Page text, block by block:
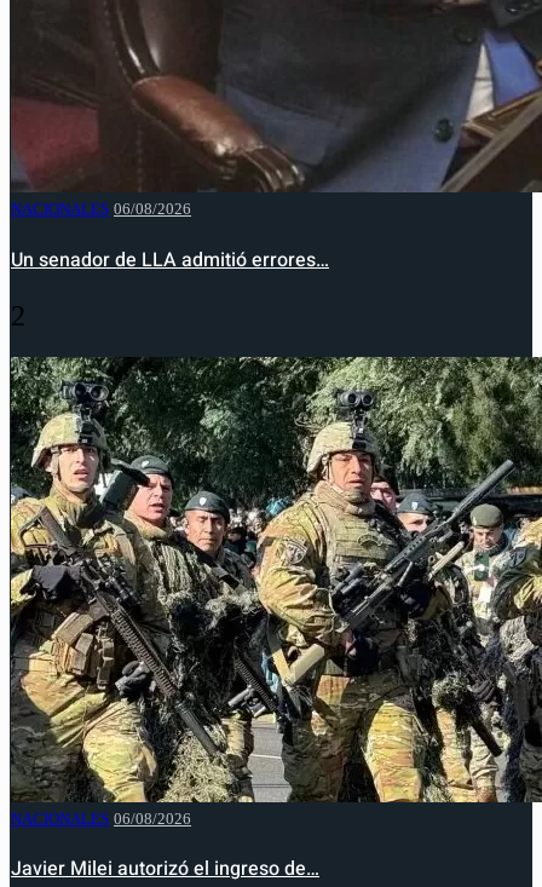
NACIONALES 06/08/2026
Un senador de LLA admitió errores…
2
NACIONALES 06/08/2026
Javier Milei autorizó el ingreso de…